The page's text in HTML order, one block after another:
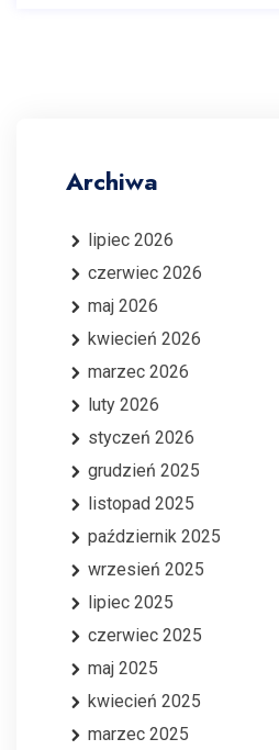
Archiwa
lipiec 2026
czerwiec 2026
maj 2026
kwiecień 2026
marzec 2026
luty 2026
styczeń 2026
grudzień 2025
listopad 2025
październik 2025
wrzesień 2025
lipiec 2025
czerwiec 2025
maj 2025
kwiecień 2025
marzec 2025